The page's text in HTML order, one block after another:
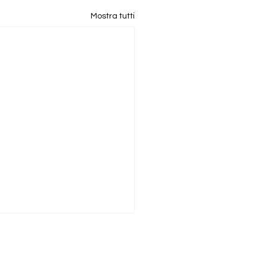
Mostra tutti